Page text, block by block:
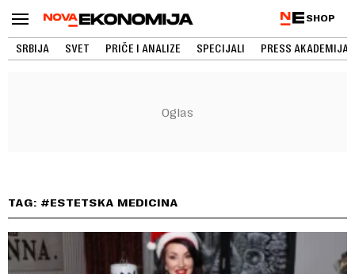
SHOP
SRBIJA SVET PRIČE I ANALIZE SPECIJALI PRESS AKADEMIJA
TAG: #ESTETSKA MEDICINA